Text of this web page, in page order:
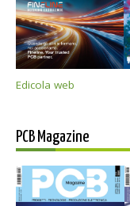
Edicola web
PCB Magazine